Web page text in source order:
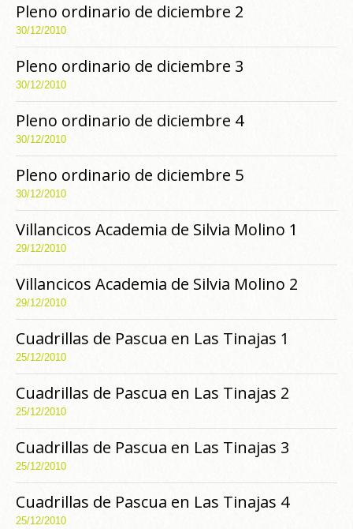
Pleno ordinario de diciembre 2
30/12/2010
Pleno ordinario de diciembre 3
30/12/2010
Pleno ordinario de diciembre 4
30/12/2010
Pleno ordinario de diciembre 5
30/12/2010
Villancicos Academia de Silvia Molino 1
29/12/2010
Villancicos Academia de Silvia Molino 2
29/12/2010
Cuadrillas de Pascua en Las Tinajas 1
25/12/2010
Cuadrillas de Pascua en Las Tinajas 2
25/12/2010
Cuadrillas de Pascua en Las Tinajas 3
25/12/2010
Cuadrillas de Pascua en Las Tinajas 4
25/12/2010